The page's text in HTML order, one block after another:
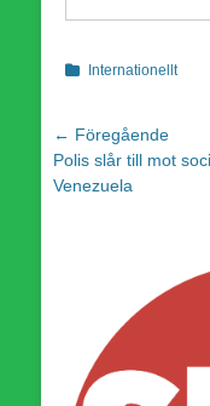
Kategorier
Internationellt
← Föregående
Föregående
inlägg:
Polis slår till mot
Venezuela